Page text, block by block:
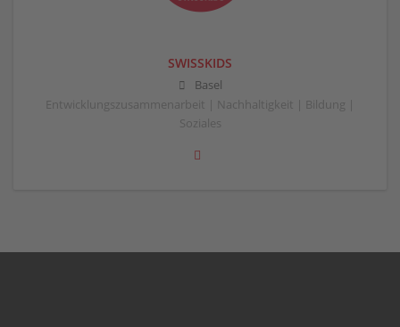
SWISSKIDS
Basel
Entwicklungszusammenarbeit | Nachhaltigkeit | Bildung |
Soziales